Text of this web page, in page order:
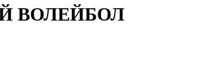
ВОЛЕЙБОЛ